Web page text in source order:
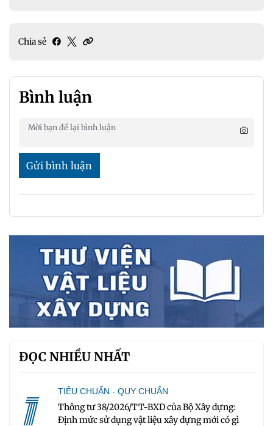
Chia sẻ
Bình luận
Gửi bình luận
ĐỌC NHIỀU NHẤT
1 TIÊU CHUẨN - QUY CHUẨN
Thông tư 38/2026/TT-BXD của Bộ Xây dựng:
Định mức sử dụng vật liệu xây dựng mới có gì